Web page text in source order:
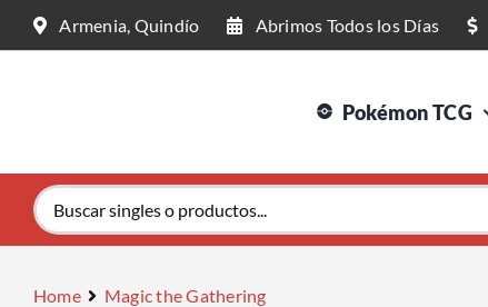
Saltar
Armenia, Quindío Abrimos Todos los Días
Pokémon TCG
Buscar:
Home Magic the Gathering